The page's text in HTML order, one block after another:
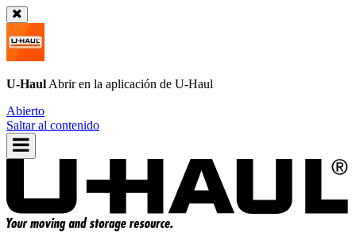
U-Haul Abrir en la aplicación de U-Haul
Abierto
Saltar al contenido